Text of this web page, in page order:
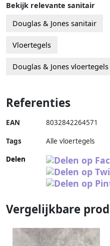
Bekijk relevante sanitair
Douglas & Jones sanitair
Vloertegels
Douglas & Jones vloertegels
Referenties
EAN 8032842264571
Tags
Alle vloertegels
Delen
Vergelijkbare